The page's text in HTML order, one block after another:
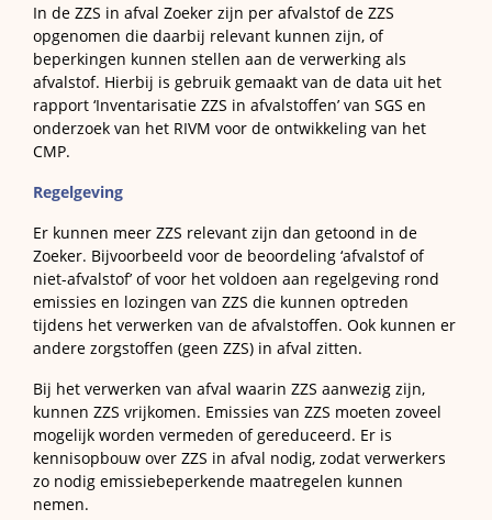
In de ZZS in afval Zoeker zijn per afvalstof de ZZS
opgenomen die daarbij relevant kunnen zijn, of
beperkingen kunnen stellen aan de verwerking als
afvalstof. Hierbij is gebruik gemaakt van de data uit het
rapport ‘Inventarisatie ZZS in afvalstoffen’ van SGS en
onderzoek van het RIVM voor de ontwikkeling van het
CMP.
Regelgeving
Er kunnen meer ZZS relevant zijn dan getoond in de
Zoeker. Bijvoorbeeld voor de beoordeling ‘afvalstof of
niet-afvalstof’ of voor het voldoen aan regelgeving rond
emissies en lozingen van ZZS die kunnen optreden
tijdens het verwerken van de afvalstoffen. Ook kunnen er
andere zorgstoffen (geen ZZS) in afval zitten.
Bij het verwerken van afval waarin ZZS aanwezig zijn,
kunnen ZZS vrijkomen. Emissies van ZZS moeten zoveel
mogelijk worden vermeden of gereduceerd. Er is
kennisopbouw over ZZS in afval nodig, zodat verwerkers
zo nodig emissiebeperkende maatregelen kunnen
nemen.